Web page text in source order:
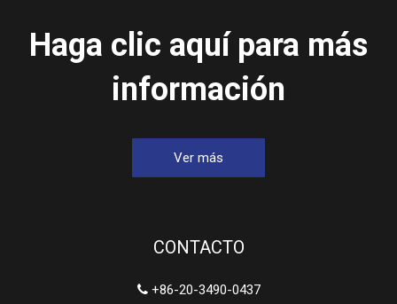
Haga clic aquí para más
información
Ver más
CONTACTO
+86-20-3490-0437